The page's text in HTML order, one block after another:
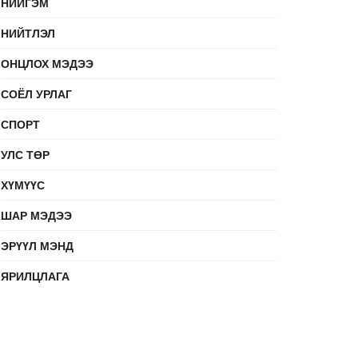
НИЙТЛЭЛ
ОНЦЛОХ МЭДЭЭ
СОЁЛ УРЛАГ
СПОРТ
УЛС ТӨР
ХҮМҮҮС
ШАР МЭДЭЭ
ЭРҮҮЛ МЭНД
ЯРИЛЦЛАГА